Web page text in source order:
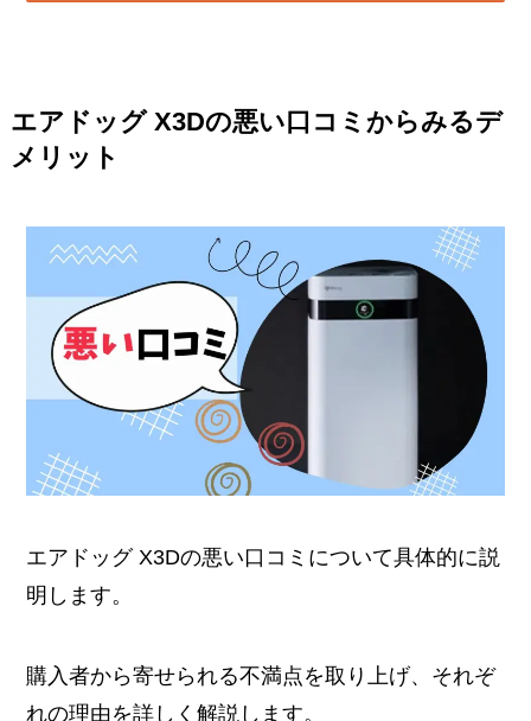
エアドッグ X3Dの悪い口コミからみるデ
メリット
エアドッグ X3Dの悪い口コミについて具体的に説
明します。
購入者から寄せられる不満点を取り上げ、それぞ
れの理由を詳しく解説します。